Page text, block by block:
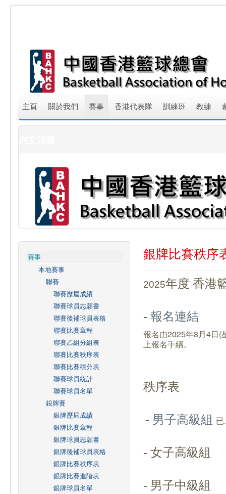
主頁 關於我們 賽事 香港代表隊 訓練班 教練
賽事
本地賽事
聯賽
聯賽歷屆成績
聯賽球員志願書
聯賽後補球員表格
聯賽比賽章程
聯賽乙組分組表
聯賽比賽秩序表
聯賽比賽積分表
聯賽球員統計
聯賽球員名單
銀牌賽
銀牌歷屆成績
銀牌比賽章程
銀牌球員志願書
銀牌後補球員表格
銀牌比賽秩序表
銀牌比賽進階表
銀牌球員名單
銀牌比賽秩序
2025年度 香港
- 報名連結
報名由2025年8月4日(
上報名手續。
秩序表
- 男子高級組 已
- 女子高級組
- 男子中級組